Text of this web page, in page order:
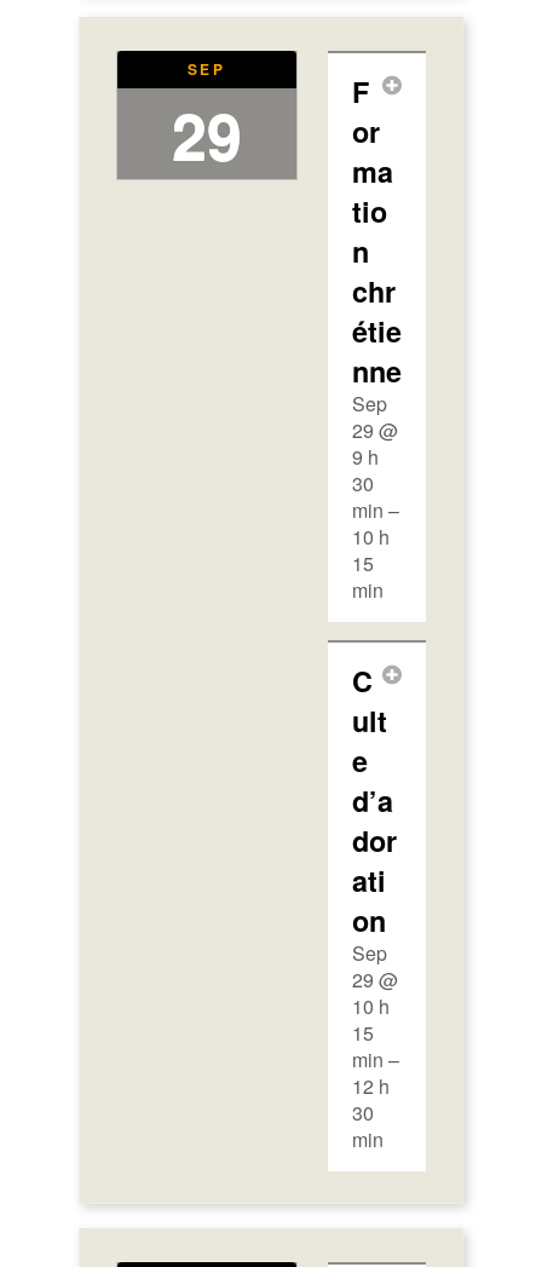
SEP
29
F
or
ma
tio
n
chr
étie
nne
Sep
29 @
9 h
30
min –
10 h
15
min
C
ult
e
d’a
dor
ati
on
Sep
29 @
10 h
15
min –
12 h
30
min